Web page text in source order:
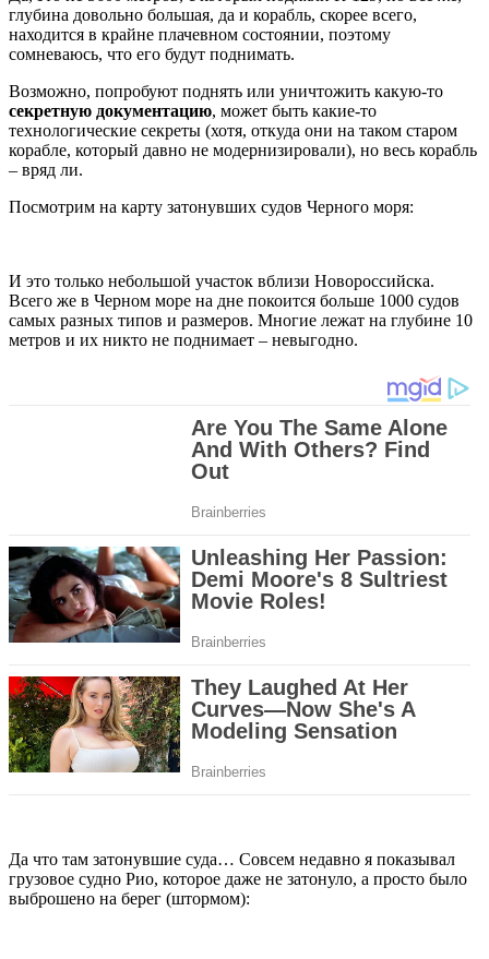
глубина довольно большая, да и корабль, скорее всего,
находится в крайне плачевном состоянии, поэтому
сомневаюсь, что его будут поднимать.
Возможно, попробуют поднять или уничтожить какую-то
секретную документацию, может быть какие-то
технологические секреты (хотя, откуда они на таком старом
корабле, который давно не модернизировали), но весь корабль
– вряд ли.
Посмотрим на карту затонувших судов Черного моря:
И это только небольшой участок вблизи Новороссийска.
Всего же в Черном море на дне покоится больше 1000 судов
самых разных типов и размеров. Многие лежат на глубине 10
метров и их никто не поднимает – невыгодно.
Да что там затонувшие суда… Совсем недавно я показывал
грузовое судно Рио, которое даже не затонуло, а просто было
выброшено на берег (штормом):